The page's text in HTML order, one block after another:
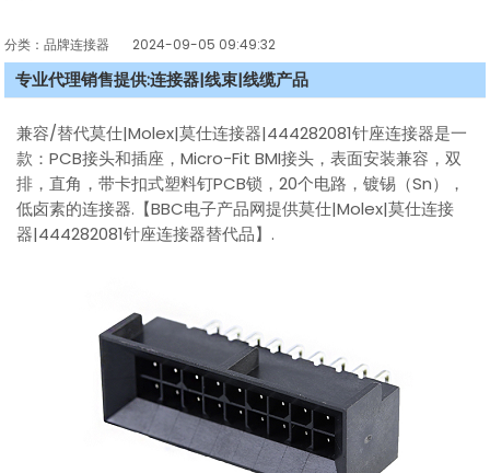
分类：品牌连接器 2024-09-05 09:49:32
专业代理销售提供:连接器|线束|线缆产品
兼容/替代莫仕|Molex|莫仕连接器|444282081针座连接器是一
款：PCB接头和插座，Micro-Fit BMI接头，表面安装兼容，双
排，直角，带卡扣式塑料钉PCB锁，20个电路，镀锡（Sn），
低卤素的连接器.【BBC电子产品网提供莫仕|Molex|莫仕连接
器|444282081针座连接器替代品】.